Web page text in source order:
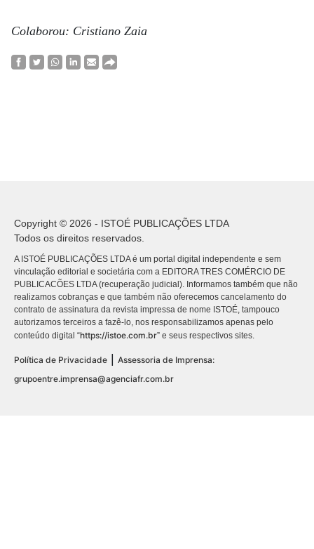
Colaborou: Cristiano Zaia
Copyright © 2026 - ISTOÉ PUBLICAÇÕES LTDA
Todos os direitos reservados.
A ISTOÉ PUBLICAÇÕES LTDA é um portal digital independente e sem
vinculação editorial e societária com a EDITORA TRES COMÉRCIO DE
PUBLICACÕES LTDA (recuperação judicial). Informamos também que não
realizamos cobranças e que também não oferecemos cancelamento do
contrato de assinatura da revista impressa de nome ISTOÉ, tampouco
autorizamos terceiros a fazê-lo, nos responsabilizamos apenas pelo
conteúdo digital “https://istoe.com.br” e seus respectivos sites.
Política de Privacidade
Assessoria de Imprensa:
grupoentre.imprensa@agenciafr.com.br